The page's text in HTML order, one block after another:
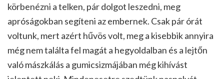
körbenézni a telken, pár dolgot leszedni, meg
apróságokban segíteni az embernek. Csak pár órát
voltunk, mert azért hűvös volt, meg a kisebbik annyira
még nem találta fel magát a hegyoldalban és a lejtőn
való mászkálás a gumicsizmájában még kihívást